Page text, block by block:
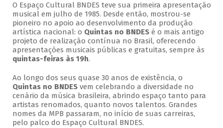
O Espaço Cultural BNDES teve sua primeira apresentação
musical em julho de 1985. Desde então, mostrou-se
pioneiro no apoio ao desenvolvimento da produção
artística nacional: o Quintas no BNDESé o mais antigo
projeto de realização contínua no Brasil, oferecendo
apresentações musicais públicas e gratuitas, sempre às
quintas-feiras às 19h.
Ao longo dos seus quase 30 anos de existência, o
Quintas no BNDESvem celebrando a diversidade no
cenário da música brasileira, abrindo espaço tanto para
artistas renomados, quanto novos talentos. Grandes
nomes da MPB passaram, no início de suas carreiras,
pelo palco do Espaço Cultural BNDES.